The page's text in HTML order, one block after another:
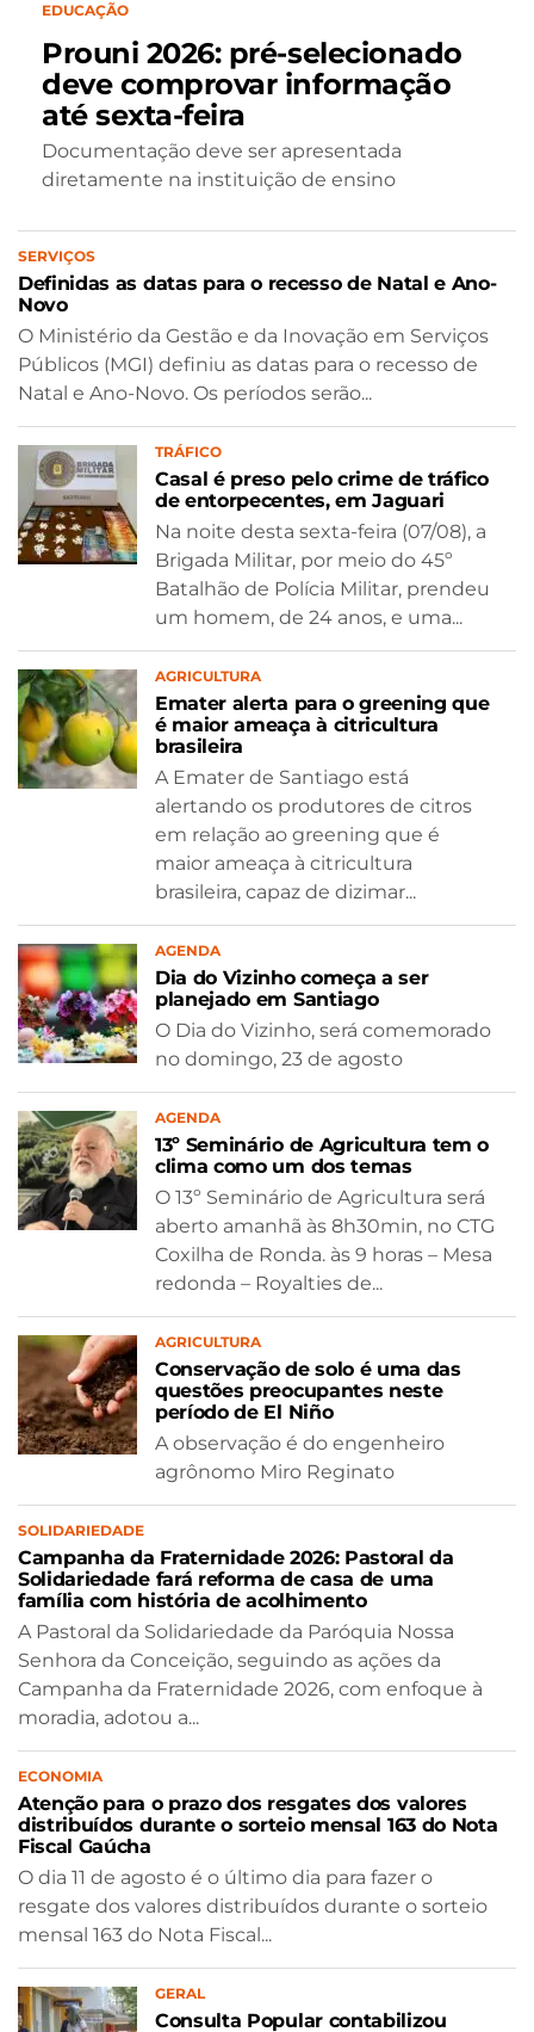
EDUCAÇÃO
Prouni 2026: pré-selecionado
deve comprovar informação
até sexta-feira
Documentação deve ser apresentada
diretamente na instituição de ensino
SERVIÇOS
Definidas as datas para o recesso de Natal e Ano-
Novo
O Ministério da Gestão e da Inovação em Serviços
Públicos (MGI) definiu as datas para o recesso de
Natal e Ano-Novo. Os períodos serão...
TRÁFICO
Casal é preso pelo crime de tráfico
de entorpecentes, em Jaguari
Na noite desta sexta-feira (07/08), a
Brigada Militar, por meio do 45º
Batalhão de Polícia Militar, prendeu
um homem, de 24 anos, e uma...
AGRICULTURA
Emater alerta para o greening que
é maior ameaça à citricultura
brasileira
A Emater de Santiago está
alertando os produtores de citros
em relação ao greening que é
maior ameaça à citricultura
brasileira, capaz de dizimar...
AGENDA
Dia do Vizinho começa a ser
planejado em Santiago
O Dia do Vizinho, será comemorado
no domingo, 23 de agosto
AGENDA
13º Seminário de Agricultura tem o
clima como um dos temas
O 13º Seminário de Agricultura será
aberto amanhã às 8h30min, no CTG
Coxilha de Ronda. às 9 horas – Mesa
redonda – Royalties de...
AGRICULTURA
Conservação de solo é uma das
questões preocupantes neste
período de El Niño
A observação é do engenheiro
agrônomo Miro Reginato
SOLIDARIEDADE
Campanha da Fraternidade 2026: Pastoral da
Solidariedade fará reforma de casa de uma
família com história de acolhimento
A Pastoral da Solidariedade da Paróquia Nossa
Senhora da Conceição, seguindo as ações da
Campanha da Fraternidade 2026, com enfoque à
moradia, adotou a...
ECONOMIA
Atenção para o prazo dos resgates dos valores
distribuídos durante o sorteio mensal 163 do Nota
Fiscal Gaúcha
O dia 11 de agosto é o último dia para fazer o
resgate dos valores distribuídos durante o sorteio
mensal 163 do Nota Fiscal...
GERAL
Consulta Popular contabilizou